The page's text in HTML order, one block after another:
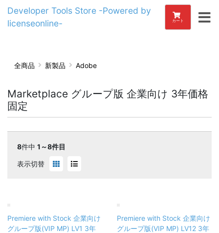
Developer Tools Store -Powered by
licenseonline-
カート
全商品 新製品 Adobe
Marketplace グループ版 企業向け 3年価格
固定
8件中 1～8件目
表示切替
Premiere with Stock 企業向け
グループ版(VIP MP) LV1 3年
Premiere with Stock 企業向け
グループ版(VIP MP) LV12 3年